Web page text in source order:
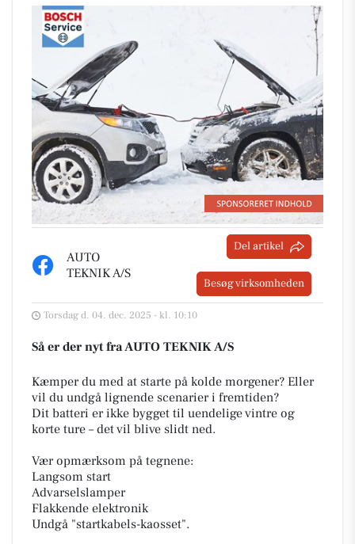
AUTO
TEKNIK A/S
Del artikel
Besøg virksomheden
Torsdag d. 04. dec. 2025 - kl. 10:10
Så er der nyt fra AUTO TEKNIK A/S
Kæmper du med at starte på kolde morgener? Eller
vil du undgå lignende scenarier i fremtiden?
Dit batteri er ikke bygget til uendelige vintre og
korte ture – det vil blive slidt ned.
Vær opmærksom på tegnene:
Langsom start
Advarselslamper
Flakkende elektronik
Undgå "startkabels-kaosset".